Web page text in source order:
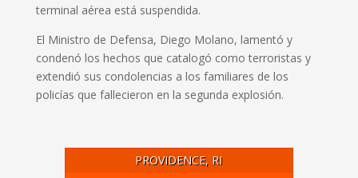
terminal aérea está suspendida.
El Ministro de Defensa, Diego Molano, lamentó y
condenó los hechos que catalogó como terroristas y
extendió sus condolencias a los familiares de los
policías que fallecieron en la segunda explosión.
PROVIDENCE, RI